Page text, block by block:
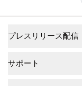
プレスリリース配信
サポート